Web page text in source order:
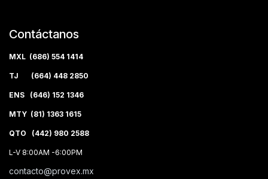
Contáctanos
MXL (686) 554 1414
TJ (664) 448 2850
ENS (646) 152 1346
MTY (81) 1363 1615
QTO (442) 980 2588
L-V 8:00AM -6:00PM
contacto@provex.mx